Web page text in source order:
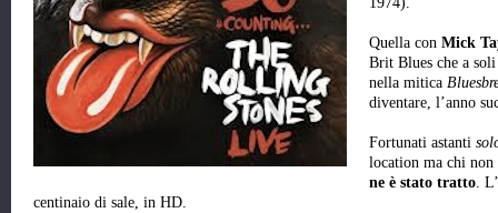
Quella con Mick
Brit Blues che a
nella mitica
diventare, l’anno
Fortunati astanti
location ma chi
ne è stato tratto.
centinaio di sale, in HD.